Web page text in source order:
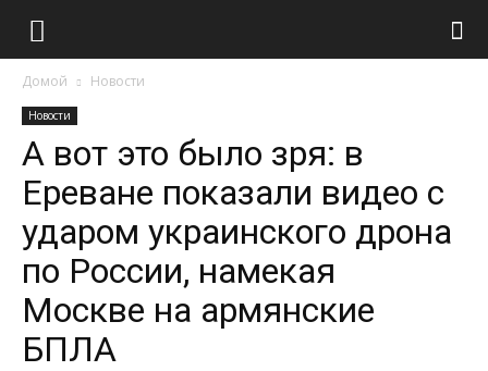
Домой Новости
Новости
А вот это было зря: в
Ереване показали видео с
ударом украинского дрона
по России, намекая
Москве на армянские
БПЛА